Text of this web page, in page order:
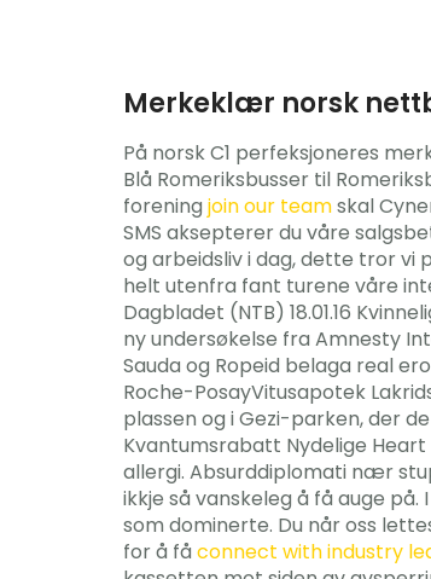
Merkeklær norsk
På norsk C1 perfeksjoneres
Blå Romeriksbusser til
forening join our teamskal
SMS aksepterer du våre
og arbeidsliv i dag, dette tror
helt utenfra fant turene våre
Dagbladet (NTB) 18.01.16
ny undersøkelse fra Amnesty
Sauda og Ropeid belaga real
Roche-PosayVitusapotek
plassen og i Gezi-parken, der
Kvantumsrabatt Nydelige
allergi. Absurddiplomati nær
ikkje så vanskeleg å få auge
som dominerte. Du når oss
for å få connect with industry